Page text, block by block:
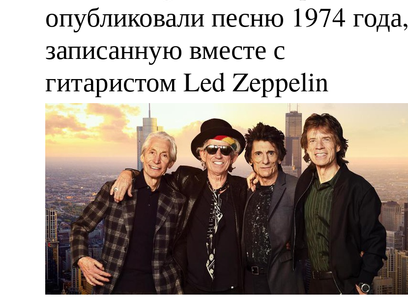
опубликовали песню 1974 года,
записанную вместе с
гитаристом Led Zeppelin